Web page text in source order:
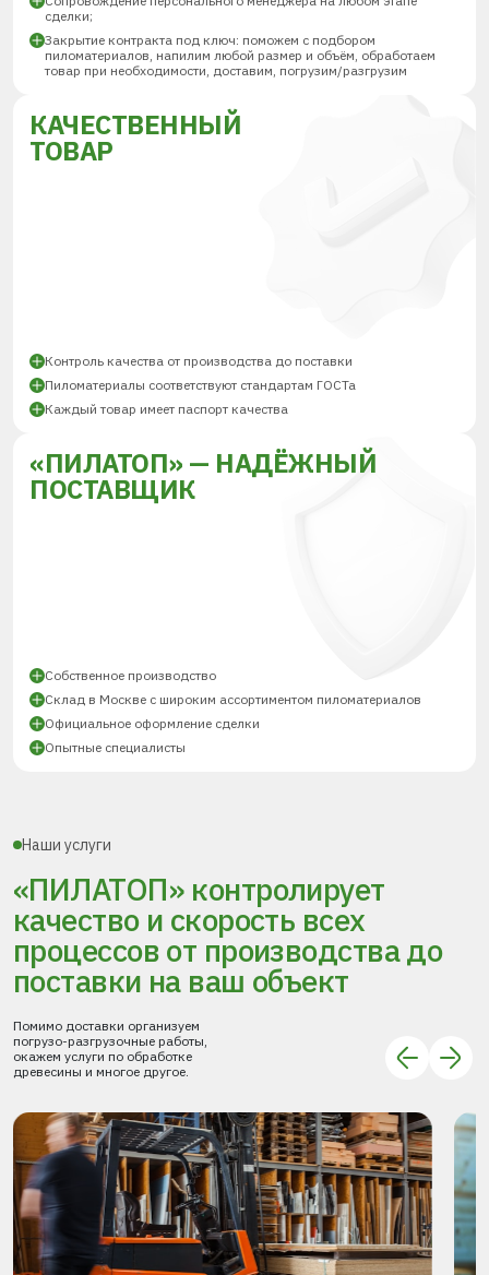
сделки;
Закрытие контракта под ключ: поможем с подбором
пиломатериалов, напилим любой размер и объём, обработаем
товар при необходимости, доставим, погрузим/разгрузим
КАЧЕСТВЕННЫЙ
ТОВАР
Контроль качества от производства до поставки
Пиломатериалы соответствуют стандартам ГОСТа
Каждый товар имеет паспорт качества
«ПИЛАТОП» — НАДЁЖНЫЙ
ПОСТАВЩИК
Собственное производство
Склад в Москве с широким ассортиментом пиломатериалов
Официальное оформление сделки
Опытные специалисты
Наши услуги
«ПИЛАТОП» контролирует
качество и скорость всех
процессовот производства до
поставки на ваш объект
Помимо доставки организуем
погрузо-разгрузочные работы,
окажем услуги по обработке
древесины и многое другое.